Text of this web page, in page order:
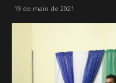
19 de maio de 2021